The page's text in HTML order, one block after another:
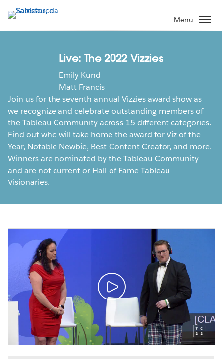
Pular
para
o
Menu
Live: The 2022 Vizzies
Emily Kund
Matt Francis
Join us for the seventh annual Vizzies award show as
we recognize and celebrate outstanding members of
the Tableau Community across 15 different categories.
Find out who will take home the award for Viz of the
Year, Notable Newbie, Best Content Creator, and more.
Winners are nominated by the Tableau Community
and are not current or Hall of Fame Tableau
Visionaries.